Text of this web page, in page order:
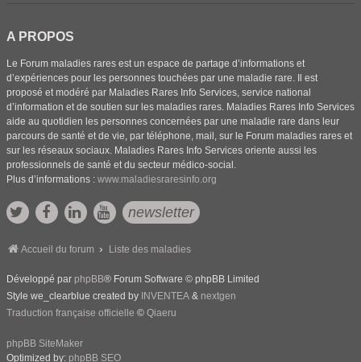
A PROPOS
Le Forum maladies rares est un espace de partage d’informations et
d’expériences pour les personnes touchées par une maladie rare. Il est
proposé et modéré par Maladies Rares Info Services, service national
d’information et de soutien sur les maladies rares. Maladies Rares Info Services
aide au quotidien les personnes concernées par une maladie rare dans leur
parcours de santé et de vie, par téléphone, mail, sur le Forum maladies rares et
sur les réseaux sociaux. Maladies Rares Info Services oriente aussi les
professionnels de santé et du secteur médico-social.
Plus d’informations : www.maladiesraresinfo.org
newsletter
Accueil du forum Liste des maladies
Développé par phpBB® Forum Software © phpBB Limited
Style we_clearblue created by INVENTEA & nextgen
Traduction française officielle © Qiaeru
phpBB SiteMaker
Optimized by: phpBB SEO